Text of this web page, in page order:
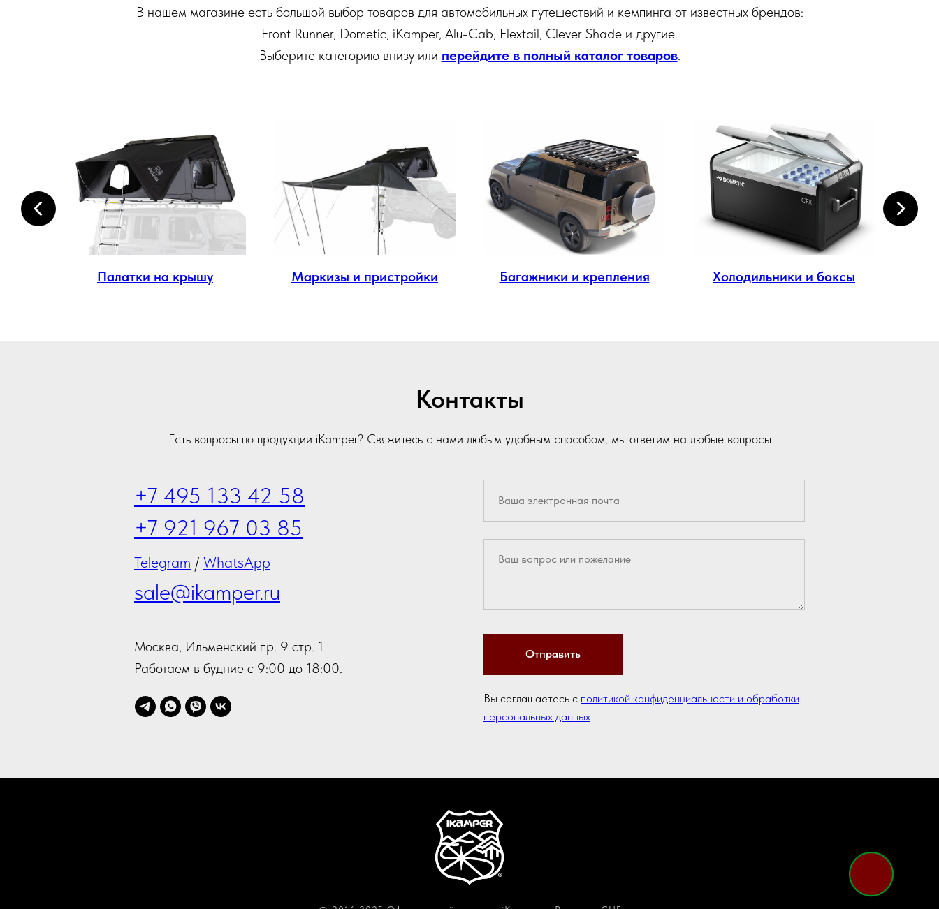
В нашем магазине есть большой выбор товаров для автомобильных путешествий и кемпинга от известных брендов:
Front Runner, Dometic, iKamper, Alu-Cab, Flextail, Clever Shade и другие.
Выберите категорию внизу или перейдите в полный каталог товаров.
Палатки на крышу Маркизы и пристройки Багажники и крепления Холодильники и боксы
Контакты
Есть вопросы по продукции iKamper? Свяжитесь с нами любым удобным способом, мы ответим на любые вопросы
+7 495 133 42 58
+7 921 967 03 85
Telegram / WhatsApp
sale@ikamper.ru
Москва, Ильменский пр. 9 стр. 1
Работаем в будние с 9:00 до 18:00.
Отправить
Вы соглашаетесь с политикой конфиденциальности и обработки
персональных данных